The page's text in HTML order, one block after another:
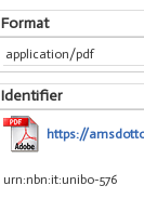
Format
application/pdf
Identifier
https://
urn:nbn:it:unibo-576